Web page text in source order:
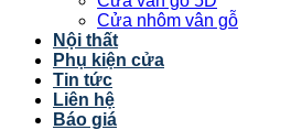
Cửa nhôm vân gỗ
Nội thất
Phụ kiện cửa
Tin tức
Liên hệ
Báo giá